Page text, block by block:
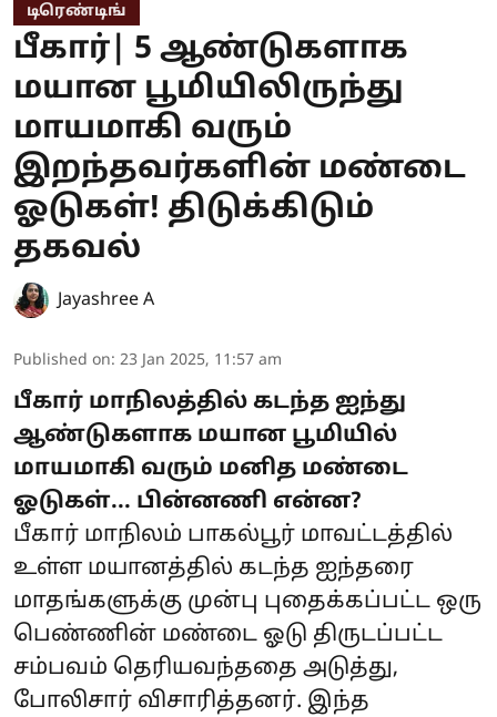
டிரெண்டிங்
பீகார்| 5 ஆண்டுகளாக
மயான பூமியிலிருந்து
மாயமாகி வரும்
இறந்தவர்களின் மண்டை
ஓடுகள்! திடுக்கிடும்
தகவல்
Jayashree A
Published on: 23 Jan 2025, 11:57 am
பீகார் மாநிலத்தில் கடந்த ஐந்து
ஆண்டுகளாக மயான பூமியில்
மாயமாகி வரும் மனித மண்டை
ஓடுகள்... பின்னணி என்ன?
பீகார் மாநிலம் பாகல்பூர் மாவட்டத்தில்
உள்ள மயானத்தில் கடந்த ஐந்தரை
மாதங்களுக்கு முன்பு புதைக்கப்பட்ட ஒரு
பெண்ணின் மண்டை ஓடு திருடப்பட்ட
சம்பவம் தெரியவந்ததை அடுத்து,
போலிசார் விசாரித்தனர். இந்த